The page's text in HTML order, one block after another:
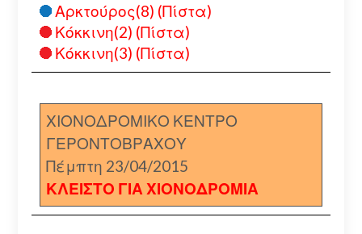
Αρκτούρος(8) (Πίστα)
Κόκκινη(2) (Πίστα)
Κόκκινη(3) (Πίστα)
ΧΙΟΝΟΔΡΟΜΙΚΟ ΚΕΝΤΡΟ
ΓΕΡΟΝΤΟΒΡΑΧΟΥ
Πέμπτη 23/04/2015
ΚΛΕΙΣΤΟ ΓΙΑ ΧΙΟΝΟΔΡΟΜΙΑ